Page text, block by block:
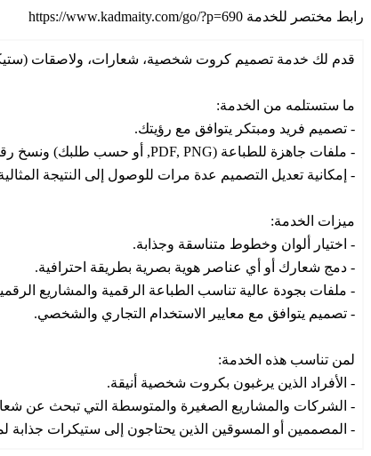
رابط مختصر للخدمة https://www.kadmaity.com/go/?p=690
قدم لك خدمة تصميم كروت شخصية، شعارات، ولاصقات
ما ستستلمه من الخدمة:
- تصميم فريد ومبتكر يتوافق مع رؤيتك.
- ملفات جاهزة للطباعة (PDF, PNG, أو حسب طلبك) ونسخ رقمية للاستخدام على الإنترنت.
- إمكانية تعديل التصميم عدة مرات للوصول إلى النتيجة
ميزات الخدمة:
- اختيار ألوان وخطوط متناسقة وجذابة.
- دمج شعارك أو أي عناصر هوية بصرية بطريقة احترافية.
- ملفات بجودة عالية تناسب الطباعة الرقمية والمشاريع
- تصميم يتوافق مع معايير الاستخدام التجاري والشخصي.
لمن تناسب هذه الخدمة:
- الأفراد الذين يرغبون بكروت شخصية أنيقة.
- الشركات والمشاريع الصغيرة والمتوسطة التي تبحث عن
- المصممين أو المسوقين الذين يحتاجون إلى ستيكرات جذابة